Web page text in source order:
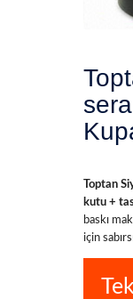
Toptan
kutu +
baskı
için